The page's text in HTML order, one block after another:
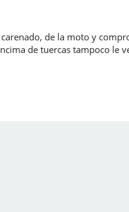
de la moto y
de tuercas tampoco le